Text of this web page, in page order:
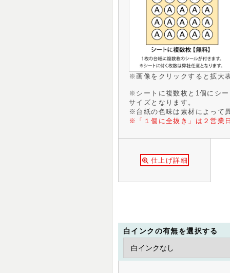
※画像をクリックすると拡大
※シートに複数枚と1個にシ
サイズとなります。
※台紙の色味は素材によって
※「１個に全抜き」は２営業
仕上げ詳細
白インクの有無を選択する